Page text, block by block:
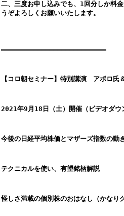
二、三度お申し込みでも、1回分しか料
うぞよろしくお願いいたします。
━━━━━━━━━━━━━━━━━━━━━━━━━━
【コロ朝セミナー】特別講演　アポロ氏
2021年9月18日（土）開催（ビデオダウ
今後の日経平均株価とマザーズ指数の動
テクニカルを使い、有望銘柄解説
怪しさ満載の個別株のおはなし（かなり